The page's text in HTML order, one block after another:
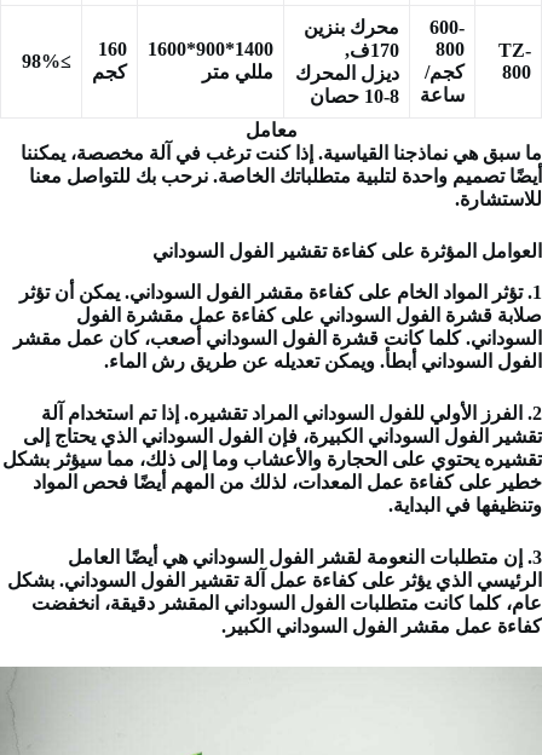
TZ-
800
600-
800
كجم/
ساعة
محرك بنزين
170ف
,
ديزل المحرك
8-10 حصان
1400*900*1600
مللي متر
160
كجم
≥98%
معامل
ما سبق هي نماذجنا القياسية. إذا كنت ترغب في آلة مخصصة، يمكننا
أيضًا تصميم واحدة لتلبية متطلباتك الخاصة. نرحب بك للتواصل معنا
للاستشارة.
العوامل المؤثرة على كفاءة تقشير الفول السوداني
1. تؤثر المواد الخام على كفاءة مقشر الفول السوداني. يمكن أن تؤثر
صلابة قشرة الفول السوداني على كفاءة عمل مقشرة الفول
السوداني. كلما كانت قشرة الفول السوداني أصعب، كان عمل مقشر
الفول السوداني أبطأ. ويمكن تعديله عن طريق رش الماء.
2. الفرز الأولي للفول السوداني المراد تقشيره. إذا تم استخدام آلة
تقشير الفول السوداني الكبيرة، فإن الفول السوداني الذي يحتاج إلى
تقشيره يحتوي على الحجارة والأعشاب وما إلى ذلك، مما سيؤثر بشكل
خطير على كفاءة عمل المعدات، لذلك من المهم أيضًا فحص المواد
وتنظيفها في البداية.
3. إن متطلبات النعومة لقشر الفول السوداني هي أيضًا العامل
الرئيسي الذي يؤثر على كفاءة عمل آلة تقشير الفول السوداني. بشكل
عام، كلما كانت متطلبات الفول السوداني المقشر دقيقة، انخفضت
كفاءة عمل مقشر الفول السوداني الكبير.